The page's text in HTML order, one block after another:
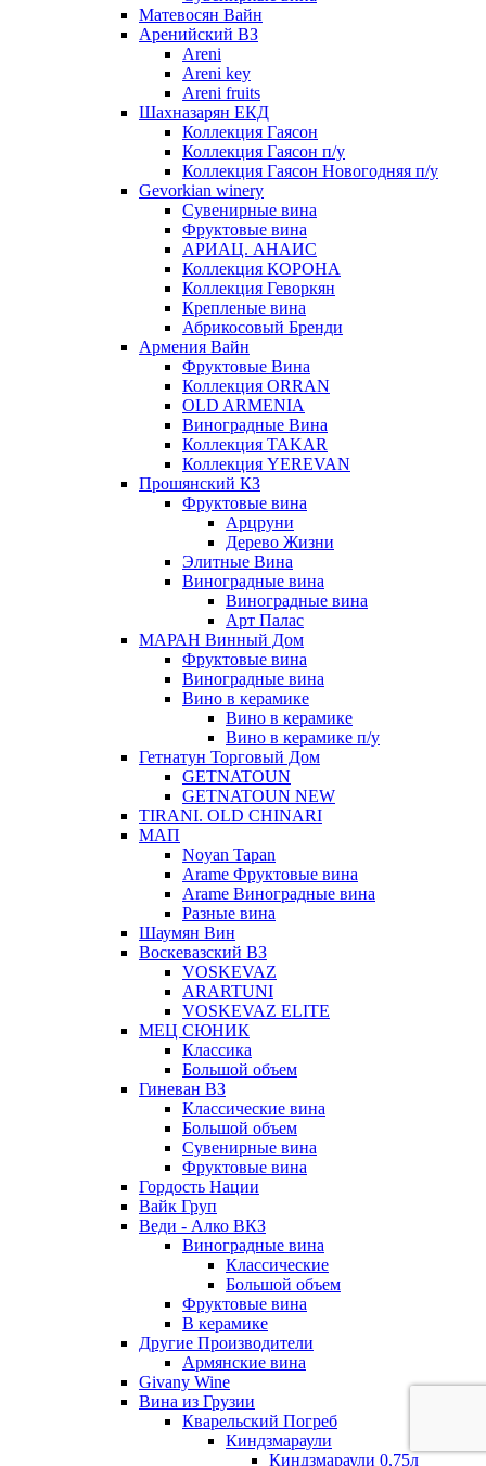
Матевосян Вайн
Аренийский ВЗ
Areni
Areni key
Areni fruits
Шахназарян ЕКД
Коллекция Гаясон
Коллекция Гаясон п/у
Коллекция Гаясон Новогодняя п/у
Gevorkian winery
Сувенирные вина
Фруктовые вина
АРИАЦ. АНАИС
Коллекция КОРОНА
Коллекция Геворкян
Крепленые вина
Абрикосовый Бренди
Армения Вайн
Фруктовые Вина
Коллекция ORRAN
OLD ARMENIA
Виноградные Вина
Коллекция TAKAR
Коллекция YEREVAN
Прошянский КЗ
Фруктовые вина
Арцруни
Дерево Жизни
Элитные Вина
Виноградные вина
Виноградные вина
Арт Палас
МАРАН Винный Дом
Фруктовые вина
Виноградные вина
Вино в керамике
Вино в керамике
Вино в керамике п/у
Гетнатун Торговый Дом
GETNATOUN
GETNATOUN NEW
TIRANI. OLD CHINARI
МАП
Noyan Tapan
Arame Фруктовые вина
Arame Виноградные вина
Разные вина
Шаумян Вин
Воскевазский ВЗ
VOSKEVAZ
ARARTUNI
VOSKEVAZ ELITE
МЕЦ СЮНИК
Классика
Большой объем
Гиневан ВЗ
Классические вина
Большой объем
Сувенирные вина
Фруктовые вина
Гордость Нации
Вайк Груп
Веди - Алко ВКЗ
Виноградные вина
Классические
Большой объем
Фруктовые вина
В керамике
Другие Производители
Армянские вина
Givany Wine
Вина из Грузии
Кварельский Погреб
Киндзмараули
Киндзмараули 0,75л